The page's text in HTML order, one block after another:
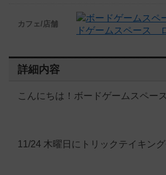
カフェ/店舗
ドゲームスペース
詳細内容
こんにちは！ボードゲームスペー
11/24 木曜日にトリックテイキング